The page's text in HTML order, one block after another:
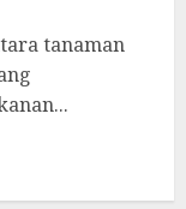
tanaman